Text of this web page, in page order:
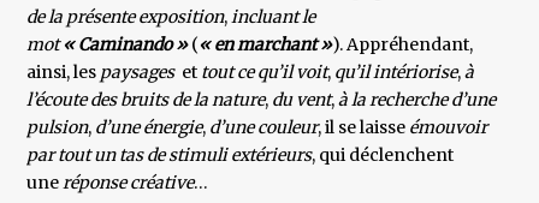
de la présente exposition,incluant le
mot« Caminando »(« en marchant »). Appréhendant,
ainsi, les paysageset tout ce qu’il voit, qu’il intériorise,à
l’écoute des bruits de la nature, du vent,à la recherche d’une
pulsion, d’une énergie, d’une couleur, il se laisse émouvoir
par tout un tas de stimuli extérieurs, qui déclenchent
uneréponse créative…